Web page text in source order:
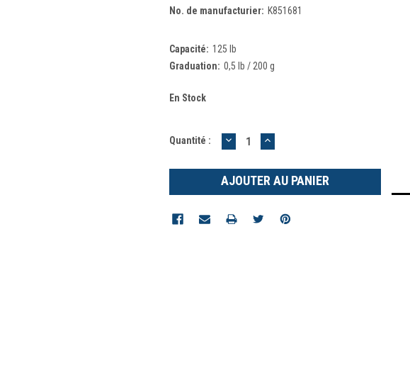
No. de manufacturier: K851681
Capacité: 125 lb
Graduation: 0,5 lb / 200 g
En Stock
Quantité : DIMINUER
LA
:
AUGMENTER
LA
: